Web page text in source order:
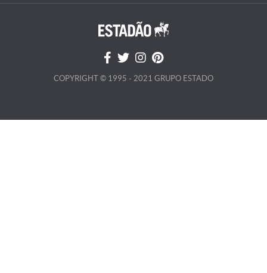
COPYRIGHT © 1995 - 2021 GRUPO ESTADO